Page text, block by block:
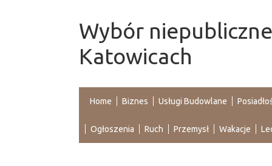
Wybór
Katowicach
Home Biznes Usługi Budowlane
Ogłoszenia Ruch Przemysł Wakacje